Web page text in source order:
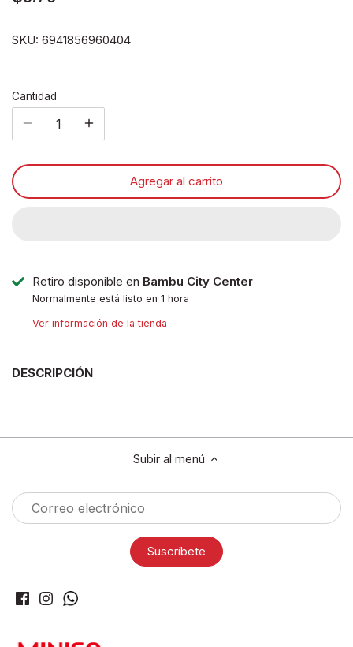
SKU: 6941856960404
Cantidad
Agregar al carrito
Retiro disponible en Bambu City Center
Normalmente está listo en 1 hora
Ver información de la tienda
DESCRIPCIÓN
Subir al menú
Blind boxes